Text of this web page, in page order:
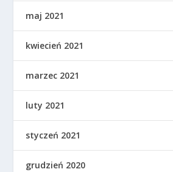
maj 2021
kwiecień 2021
marzec 2021
luty 2021
styczeń 2021
grudzień 2020